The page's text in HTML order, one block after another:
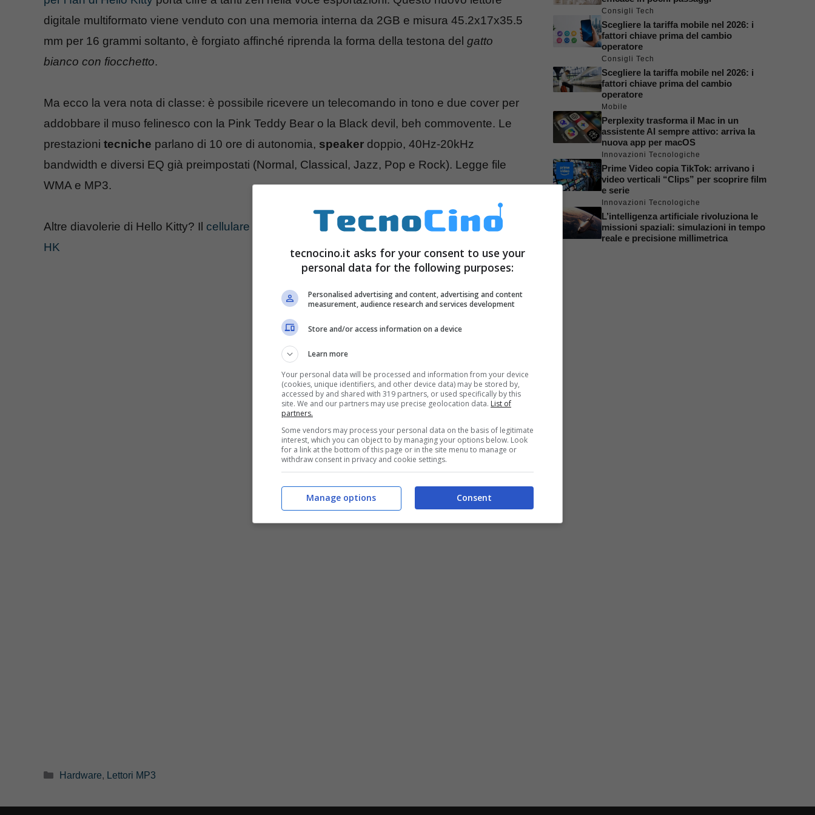
digitale multiformato viene venduto con una memoria interna da 2GB e misura 45.2x17x35.5
mm per 16 grammi soltanto, è forgiato affinché riprenda la forma della testona del gatto
bianco con fiocchetto.
Ma ecco la vera nota di classe: è possibile ricevere un telecomando in tono e due cover per
addobbare il muso felinesco con la Pink Teddy Bear o la Black devil, beh commovente. Le
prestazioni tecniche parlano di 10 ore di autonomia, speaker doppio, 40Hz-20kHz
bandwidth e diversi EQ già preimpostati (Normal, Classical, Jazz, Pop e Rock). Legge file
WMA e MP3.
Altre diavolerie di Hello Kitty? Il cellulare Benq Siemens Tim Al26
angosciante ospedale
HK
Categorie
Hardware, Lettori MP3
Consigli Tech
Scegliere la tariffa mobile nel 2026: i
fattori chiave prima del cambio
operatore
Consigli Tech
Scegliere la tariffa mobile nel 2026: i
fattori chiave prima del cambio
operatore
Mobile
Perplexity trasforma il Mac in un
assistente AI sempre attivo: arriva la
nuova app per macOS
Innovazioni Tecnologiche
Prime Video copia TikTok: arrivano i
video verticali “Clips” per scoprire film
e serie
Innovazioni Tecnologiche
L’intelligenza artificiale rivoluziona le
missioni spaziali: simulazioni in tempo
reale e precisione millimetrica
tecnocino.it asks for your consent to use your
personal data for the following purposes:
Personalised advertising and content, advertising and content
measurement, audience research and services development
Store and/or access information on a device
Learn more
Your personal data will be processed and information from your device
(cookies, unique identifiers, and other device data) may be stored by,
accessed by and shared with 319 partners, or used specifically by this
site. We and our partners may use precise geolocation data. List of
partners.
Some vendors may process your personal data on the basis of legitimate
interest, which you can object to by managing your options below. Look
for a link at the bottom of this page or in the site menu to manage or
withdraw consent in privacy and cookie settings.
Consent
Manage options